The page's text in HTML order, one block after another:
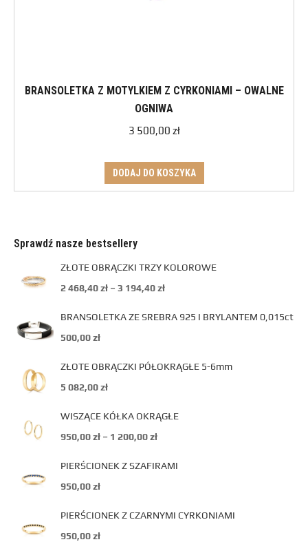
BRANSOLETKA Z MOTYLKIEM Z CYRKONIAMI – OWALNE
OGNIWA
3 500,00 zł
DODAJ DO KOSZYKA
Sprawdź nasze bestsellery
ZŁOTE OBRĄCZKI TRZY KOLOROWE
2 468,40zł – 3 194,40zł
BRANSOLETKA ZE SREBRA 925 I BRYLANTEM 0,015ct
500,00zł
ZŁOTE OBRĄCZKI PÓŁOKRĄGŁE 5-6mm
5 082,00zł
WISZĄCE KÓŁKA OKRĄGŁE
950,00zł – 1 200,00zł
PIERŚCIONEK Z SZAFIRAMI
950,00zł
PIERŚCIONEK Z CZARNYMI CYRKONIAMI
950,00zł